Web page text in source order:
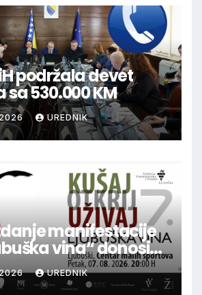
podržala devet
530.000 KM
UREDNIK
manifestacije
vina“ donosi
vina, gastronomiju i
2026 UREDNIK